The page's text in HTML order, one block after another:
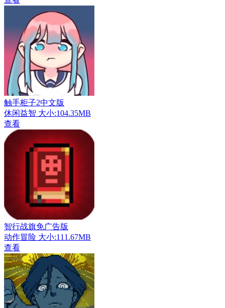
触手柜子2中文版
休闲益智 大小:104.35MB
查看
智行战旗免广告版
动作冒险 大小:111.67MB
查看